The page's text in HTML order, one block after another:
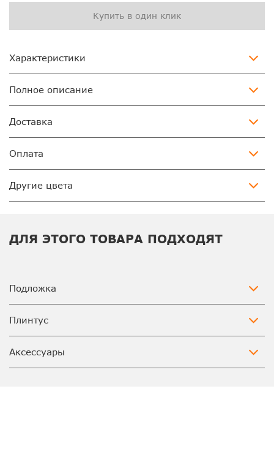
Купить в один клик
Характеристики
Полное описание
Доставка
Оплата
Другие цвета
ДЛЯ ЭТОГО ТОВАРА ПОДХОДЯТ
Подложка
Плинтус
Аксессуары